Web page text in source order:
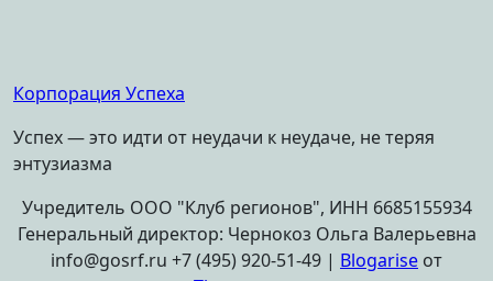
Корпорация Успеха
Успех — это идти от неудачи к неудаче, не теряя
энтузиазма
Учредитель ООО "Клуб регионов", ИНН 6685155934
Генеральный директор: Чернокоз Ольга Валерьевна
info@gosrf.ru +7 (495) 920-51-49 | Blogarise от